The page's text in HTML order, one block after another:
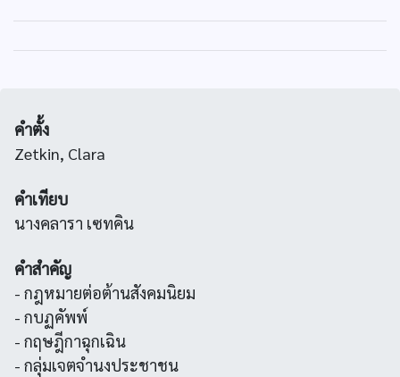
คำตั้ง
Zetkin, Clara
คำเทียบ
นางคลารา เซทคิน
คำสำคัญ
- กฎหมายต่อต้านสังคมนิยม
- กบฏคัพพ์
- กฤษฎีกาฉุกเฉิน
- กลุ่มเจตจำนงประชาชน